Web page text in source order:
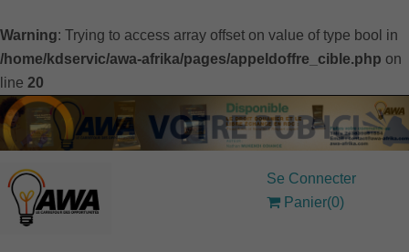
Warning: Trying to access array offset on value of type bool in
/home/kdservic/awa-afrika/pages/appeldoffre_cible.php on
line 20
Se Connecter
Panier(0)